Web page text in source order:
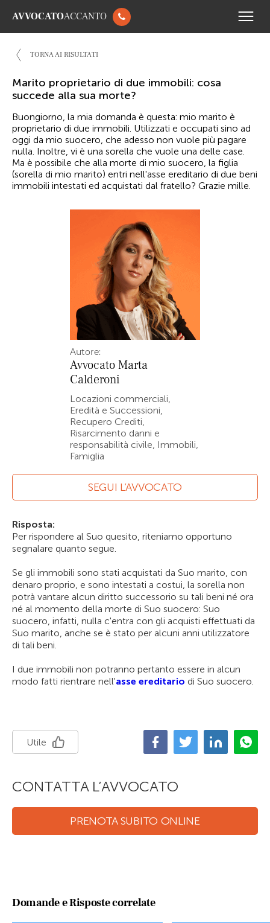
AVVOCATOACCANTO
TORNA AI RISULTATI
Marito proprietario di due immobili: cosa
succede alla sua morte?
Buongiorno, la mia domanda è questa: mio marito è
proprietario di due immobili. Utilizzati e occupati sino ad
oggi da mio suocero, che adesso non vuole più pagare
nulla. Inoltre, vi è una sorella che vuole una delle case.
Ma è possibile che alla morte di mio suocero, la figlia
(sorella di mio marito) entri nell'asse ereditario di due beni
immobili intestati ed acquistati dal fratello? Grazie mille.
Autore:
AvvocatoMarta
Calderoni
Locazioni commerciali,
Eredità e Successioni,
Recupero Crediti,
Risarcimento danni e
responsabilità civile, Immobili,
Famiglia
SEGUI L’AVVOCATO
Risposta:
Per rispondere al Suo quesito, riteniamo opportuno
segnalare quanto segue.
Se gli immobili sono stati acquistati da Suo marito, con
denaro proprio, e sono intestati a costui, la sorella non
potrà vantare alcun diritto successorio su tali beni né ora
né al momento della morte di Suo suocero: Suo
suocero, infatti, nulla c'entra con gli acquisti effettuati da
Suo marito, anche se è stato per alcuni anni utilizzatore
di tali beni.
I due immobili non potranno pertanto essere in alcun
modo fatti rientrare nell'asse ereditario di Suo suocero.
Utile
CONTATTA L’AVVOCATO
PRENOTA SUBITO ONLINE
Domande e Risposte correlate